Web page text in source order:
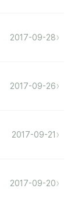
2017-09-28›
2017-09-26›
2017-09-21 ›
2017-09-20›